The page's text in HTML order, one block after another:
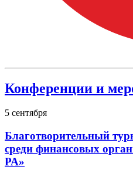
Конференции и
5 сентября
Благотворительный
среди финансовых
РА»